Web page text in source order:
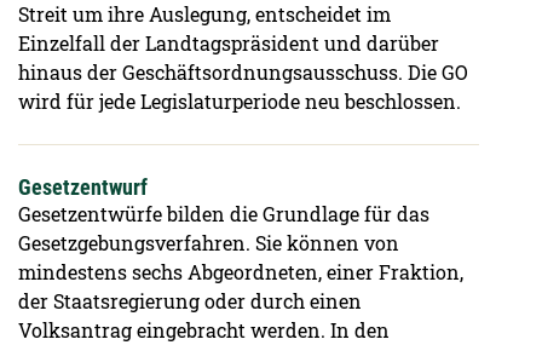
Streit um ihre Auslegung, entscheidet im
Einzelfall der Landtagspräsident und darüber
hinaus der Geschäftsordnungsausschuss. Die GO
wird für jede Legislaturperiode neu beschlossen.
Gesetzentwurf
Gesetzentwürfe bilden die Grundlage für das
Gesetzgebungsverfahren. Sie können von
mindestens sechs Abgeordneten, einer Fraktion,
der Staatsregierung oder durch einen
Volksantrag eingebracht werden. In den